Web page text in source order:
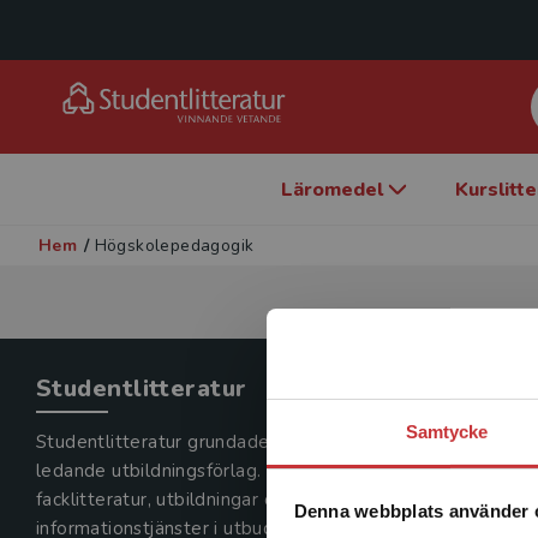
Samtycke
Denna webbplats använder
Läromedel
Hem / Högskolepedagogik
Studentlitteratur
Studentlitteratur grundades 1963 och är idag Sveriges
ledande utbildningsförlag. Med läromedel, kurslitteratur,
facklitteratur, utbildningar och digitala
informationstjänster i utbudet,